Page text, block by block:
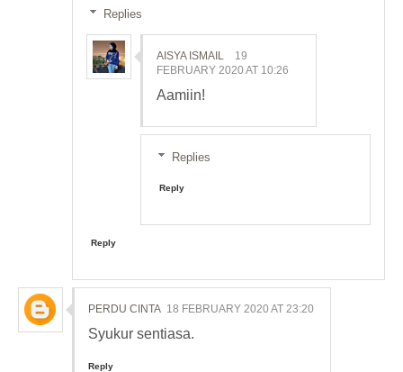
Replies
AISYA ISMAIL
19
FEBRUARY 2020 AT 10:26
Aamiin!
Replies
Reply
Reply
PERDU CINTA 18 FEBRUARY 2020 AT 23:20
Syukur sentiasa.
Reply